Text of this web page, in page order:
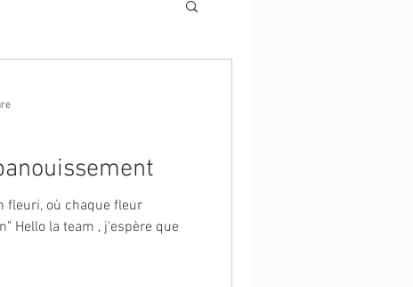
fleuri, où chaque fleur
Hello la team , j'espère que